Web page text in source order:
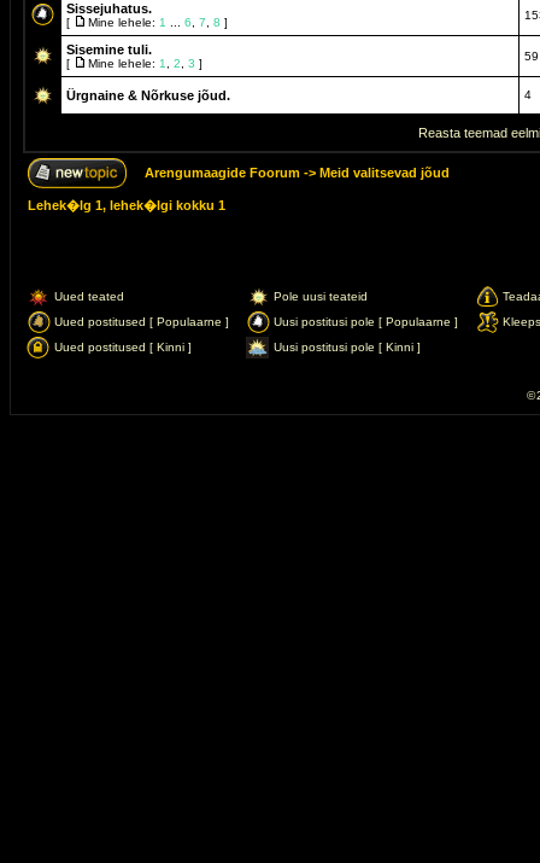
Sissejuhatus.
[ Mine lehele: 1 6 7 8 ]
Sisemine tuli.
[ Mine lehele: 1 2 3 ]
59
Ürgnaine & Nõrkuse jõud. 4
Reasta teemad
Arengumaagide Foorum -> Meid valitsevad jõud
Lehek�lg 1, lehek�lgi kokku 1
Uued teated Pole uusi teateid
Uued postitused [ Populaarne ]
Uusi postitusi pole [ Populaarne ]
Kleeps
Uued postitused [ Kinni ]
Uusi postitusi pole [ Kinni ]
©